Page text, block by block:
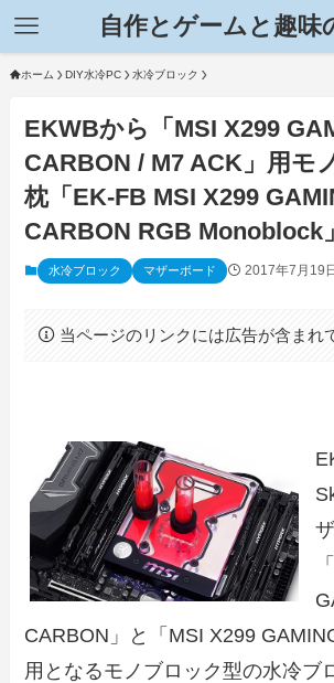
自作とゲームと趣味
ホーム DIY水冷PC 水冷ブロック
EKWBから「MSI X299
CARBON / M7 ACK」用モ
枕「EK-FB MSI X299
CARBON RGB Monoblock
水冷ブロック マザーボード 2017年7月19日
当ページのリンクには広告が含まれ
CARBON」と「MSI X299
用となるモノブロック型の水冷ブ